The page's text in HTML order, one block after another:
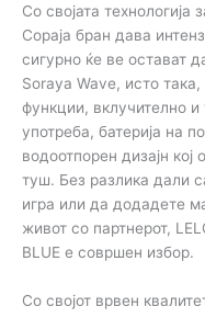
Со својата
Сораја бран дава
сигурно ќе ве остават
Soraya Wave, исто
функции, вклучително и
употреба, батерија на
водоотпорен дизајн
туш. Без разлика дали
игра или да додадете
живот со партнерот,
BLUE е совршен избор.
Со својот врвен